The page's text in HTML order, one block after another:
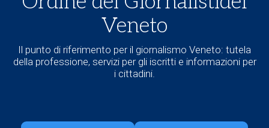
Veneto
Il punto di riferimento per il giornalismo Veneto: tutela
della professione, servizi per gli iscritti e informazioni per
i cittadini.